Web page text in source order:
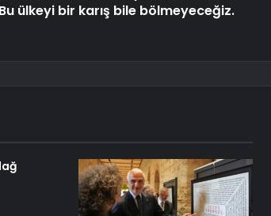
Bu ülkeyi bir karış bile bölmeyeceğiz.